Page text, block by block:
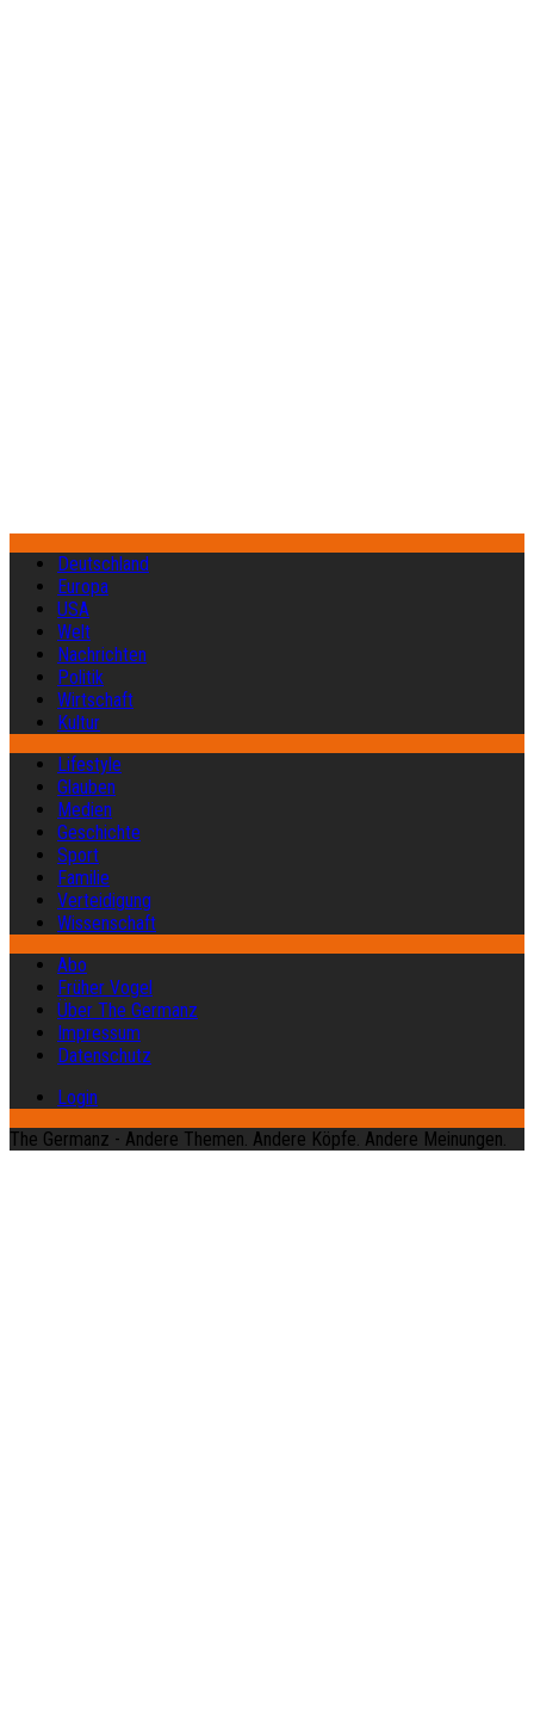
Deutschland
Europa
USA
Welt
Nachrichten
Politik
Wirtschaft
Kultur
Lifestyle
Glauben
Medien
Geschichte
Sport
Familie
Verteidigung
Wissenschaft
Abo
Früher Vogel
Über The Germanz
Impressum
Datenschutz
Login
The Germanz - Andere Themen. Andere Köpfe. Andere Meinungen.